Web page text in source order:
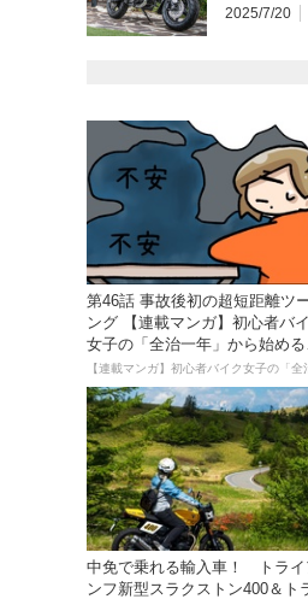
2025/7/20
第46話 事故後初の超短距離ツ
ング 【連載マンガ】初心者バ
女子の「全治一年」から始める
死回生日記
中免で乗れる輸入車！ トライ
ンフ新型スラクストン400＆ト